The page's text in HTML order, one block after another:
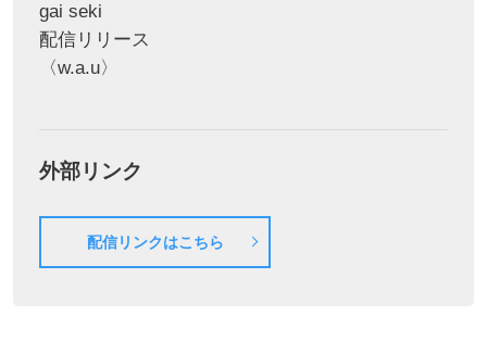
gai seki
配信リリース
〈w.a.u〉
外部リンク
配信リンクはこちら